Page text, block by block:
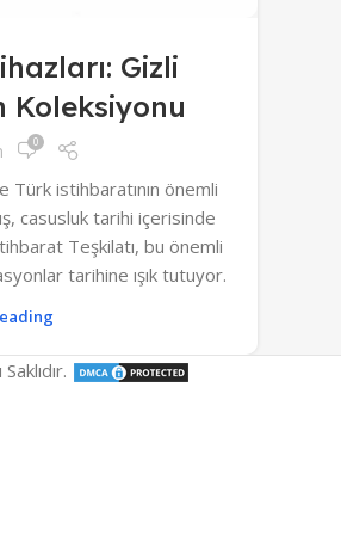
Gizli
Koleksiyonu
0
Türk istihbaratının önemli
casusluk tarihi içerisinde
Teşkilatı, bu önemli
tarihine ışık tutuyor.